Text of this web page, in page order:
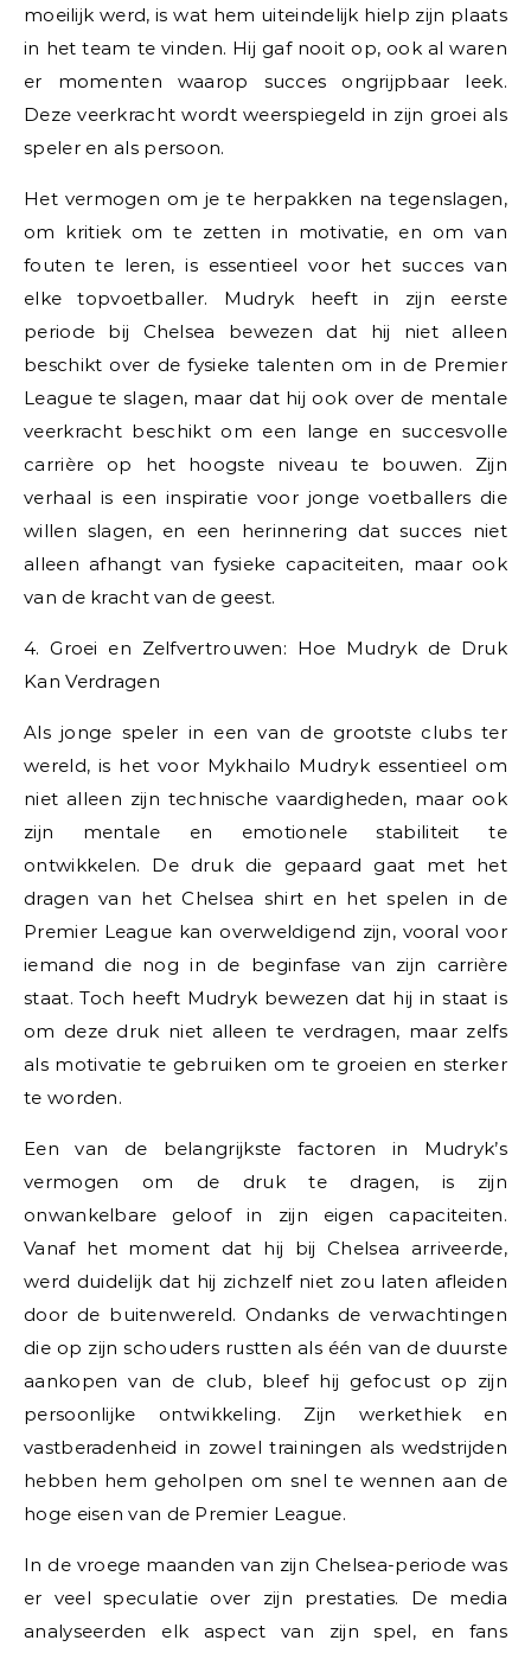
moeilijk werd, is wat hem uiteindelijk hielp zijn plaats
in het team te vinden. Hij gaf nooit op, ook al waren
er momenten waarop succes ongrijpbaar leek.
Deze veerkracht wordt weerspiegeld in zijn groei als
speler en als persoon.
Het vermogen om je te herpakken na tegenslagen,
om kritiek om te zetten in motivatie, en om van
fouten te leren, is essentieel voor het succes van
elke topvoetballer. Mudryk heeft in zijn eerste
periode bij Chelsea bewezen dat hij niet alleen
beschikt over de fysieke talenten om in de Premier
League te slagen, maar dat hij ook over de mentale
veerkracht beschikt om een lange en succesvolle
carrière op het hoogste niveau te bouwen. Zijn
verhaal is een inspiratie voor jonge voetballers die
willen slagen, en een herinnering dat succes niet
alleen afhangt van fysieke capaciteiten, maar ook
van de kracht van de geest.
4. Groei en Zelfvertrouwen: Hoe Mudryk de Druk
Kan Verdragen
Als jonge speler in een van de grootste clubs ter
wereld, is het voor Mykhailo Mudryk essentieel om
niet alleen zijn technische vaardigheden, maar ook
zijn mentale en emotionele stabiliteit te
ontwikkelen. De druk die gepaard gaat met het
dragen van het Chelsea shirt en het spelen in de
Premier League kan overweldigend zijn, vooral voor
iemand die nog in de beginfase van zijn carrière
staat. Toch heeft Mudryk bewezen dat hij in staat is
om deze druk niet alleen te verdragen, maar zelfs
als motivatie te gebruiken om te groeien en sterker
te worden.
Een van de belangrijkste factoren in Mudryk’s
vermogen om de druk te dragen, is zijn
onwankelbare geloof in zijn eigen capaciteiten.
Vanaf het moment dat hij bij Chelsea arriveerde,
werd duidelijk dat hij zichzelf niet zou laten afleiden
door de buitenwereld. Ondanks de verwachtingen
die op zijn schouders rustten als één van de duurste
aankopen van de club, bleef hij gefocust op zijn
persoonlijke ontwikkeling. Zijn werkethiek en
vastberadenheid in zowel trainingen als wedstrijden
hebben hem geholpen om snel te wennen aan de
hoge eisen van de Premier League.
In de vroege maanden van zijn Chelsea-periode was
er veel speculatie over zijn prestaties. De media
analyseerden elk aspect van zijn spel, en fans